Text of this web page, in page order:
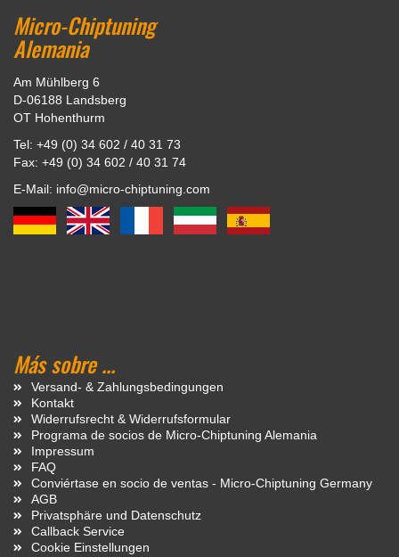
Micro-Chiptuning
Alemania
Am Mühlberg 6
D-06188 Landsberg
OT Hohenthurm
Tel: +49 (0) 34 602 / 40 31 73
Fax: +49 (0) 34 602 / 40 31 74
E-Mail: info@micro-chiptuning.com
Más sobre ...
Versand- & Zahlungsbedingungen
Kontakt
Widerrufsrecht & Widerrufsformular
Programa de socios de Micro-Chiptuning Alemania
Impressum
FAQ
Conviértase en socio de ventas - Micro-Chiptuning Germany
AGB
Privatsphäre und Datenschutz
Callback Service
Cookie Einstellungen